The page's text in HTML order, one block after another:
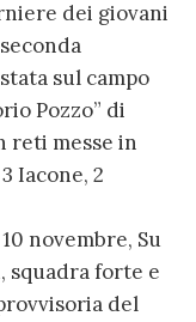
dei giovani
sul campo
Pozzo” di
reti messe in
Iacone, 2
novembre, Su
squadra forte e
del